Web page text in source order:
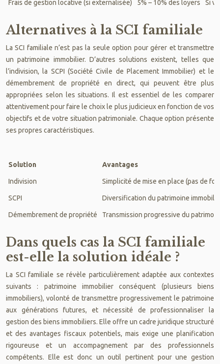
Frais de gestion locative (si externalisée) 5% – 10% des loyers Si
Alternatives à la SCI familiale
La SCI familiale n’est pas la seule option pour gérer et transmettre
un patrimoine immobilier. D’autres solutions existent, telles que
l’indivision, la SCPI (Société Civile de Placement Immobilier) et le
démembrement de propriété en direct, qui peuvent être plus
appropriées selon les situations. Il est essentiel de les comparer
attentivement pour faire le choix le plus judicieux en fonction de vos
objectifs et de votre situation patrimoniale. Chaque option présente
ses propres caractéristiques.
Solution Avantages
Indivision Simplicité de mise en place (pas de
SCPI Diversification du patrimoine
Démembrement de propriété Transmission progressive du
Dans quels cas la SCI familiale
est-elle la solution idéale ?
La SCI familiale se révèle particulièrement adaptée aux contextes
suivants : patrimoine immobilier conséquent (plusieurs biens
immobiliers), volonté de transmettre progressivement le patrimoine
aux générations futures, et nécessité de professionnaliser la
gestion des biens immobiliers. Elle offre un cadre juridique structuré
et des avantages fiscaux potentiels, mais exige une planification
rigoureuse et un accompagnement par des professionnels
compétents. Elle est donc un outil pertinent pour une gestion